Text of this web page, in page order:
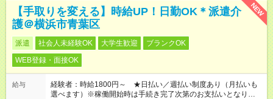
NEW
【手取りを変える】時給UP！日勤OK＊派遣介
護＠横浜市青葉区
派遣 社会人未経験OK 大学生歓迎
ブランクOK
WEB登録・面接OK
給与
経験者：時給1800円～ ★日払い／週払い制度あり（月払いも
選べます）※稼働開始時は手続き完了次第のお支払いとなりま